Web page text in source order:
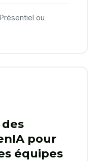
Présentiel ou
pour
équipes